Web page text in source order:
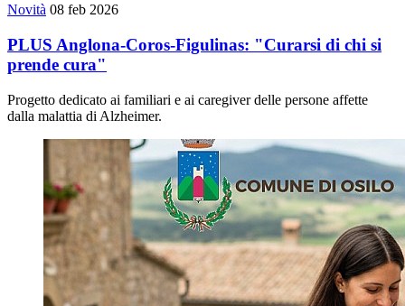
Novità 08 feb 2026
PLUS Anglona-Coros-Figulinas: "Curarsi di chi si
prende cura"
Progetto dedicato ai familiari e ai caregiver delle persone affette
dalla malattia di Alzheimer.